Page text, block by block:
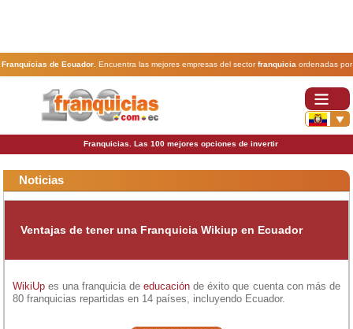
Franquicias de Ecuador. Encuentra las mejores empresas del sectorfranquicia ordenadas por
actividad. En www.100franquicias.com.ec encontrarás las más rentables, baratas y
Franquicias. Las 100 mejores opciones de invertir
Noticias
Ventajas de tener una Franquicia Wikiup en Ecuador
WikiUp es una franquicia de educación de éxito que cuenta con más de
80 franquicias repartidas en 14 países, incluyendo Ecuador.